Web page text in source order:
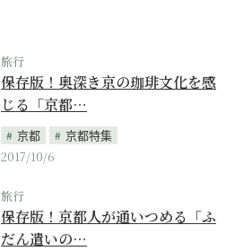
旅行
保存版！奥深き京の珈琲文化を感
じる「京都…
京都
京都特集
2017/10/6
旅行
保存版！京都人が通いつめる「ふ
だん遣いの…